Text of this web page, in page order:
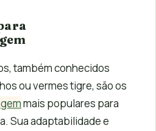
também conhecidos
ou vermes tigre, são os
mais populares para
Sua adaptabilidade e